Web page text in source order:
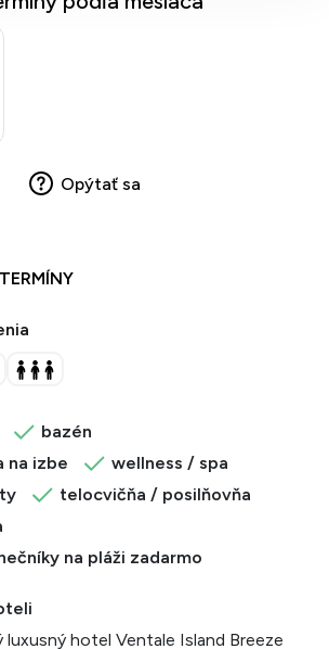
TERMÍNY
bazén
na izbe
wellness / spa
telocvičňa / posilňovňa
na pláži zadarmo
hotel Ventale Island Breeze
Opýtať sa